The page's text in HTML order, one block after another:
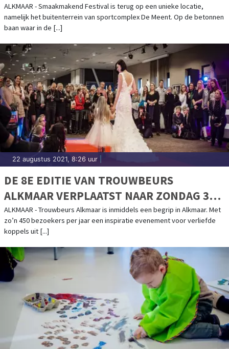
ALKMAAR - Smaakmakend Festival is terug op een unieke locatie,
namelijk het buitenterrein van sportcomplex De Meent. Op de betonnen
baan waar in de [...]
22 augustus 2021, 8:26 uur
DE 8E EDITIE VAN TROUWBEURS
ALKMAAR VERPLAATST NAAR ZONDAG 30
JANUARI 2022
ALKMAAR - Trouwbeurs Alkmaar is inmiddels een begrip in Alkmaar. Met
zo’n 450 bezoekers per jaar een inspiratie evenement voor verliefde
koppels uit [...]